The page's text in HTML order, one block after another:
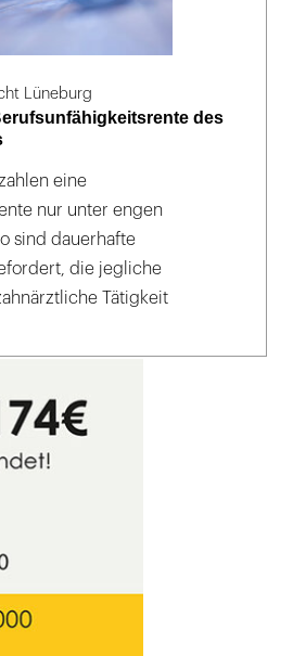
Lüneburg
des
eine
nur unter engen
sind dauerhafte
die jegliche
Tätigkeit